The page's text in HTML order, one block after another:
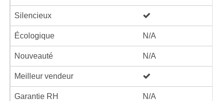
Silencieux
Écologique N/A
Nouveauté N/A
Meilleur vendeur
Garantie RH N/A